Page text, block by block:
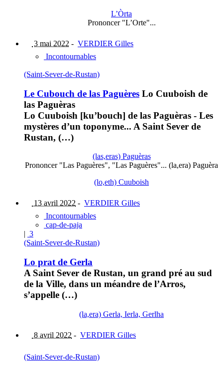
L’Òrta
Prononcer "L’Orte"...
3 mai 2022 - VERDIER Gilles
Incontournables
(Saint-Sever-de-Rustan)
Le Cubouch de las Paguères Lo Cuuboish de
las Paguèras
Lo Cuuboish [ku’bouch] de las Paguèras - Les
mystères d’un toponyme... A Saint Sever de
Rustan, (…)
(las,eras) Paguèras
Prononcer "Las Paguères", "Las Paguères"... (la,era) Paguèra
(lo,eth) Cuuboish
13 avril 2022 - VERDIER Gilles
Incontournables
cap-de-paja
| 3
(Saint-Sever-de-Rustan)
Lo prat de Gerla
A Saint Sever de Rustan, un grand pré au sud
de la Ville, dans un méandre de l’Arros,
s’appelle (…)
(la,era) Gerla, Ierla, Gerlha
8 avril 2022 - VERDIER Gilles
(Saint-Sever-de-Rustan)